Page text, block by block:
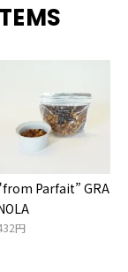
Parfait” GRA
円